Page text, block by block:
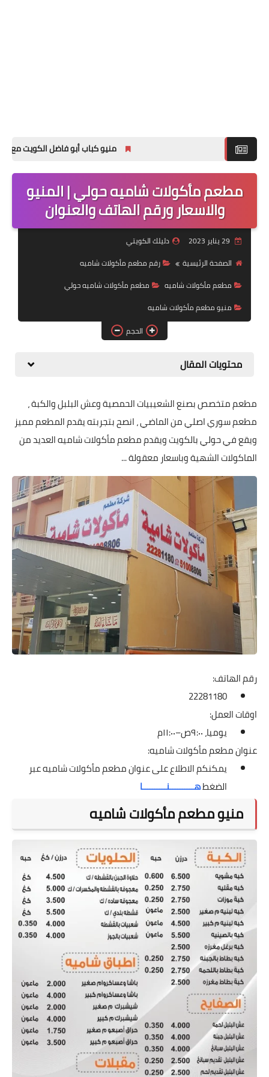
منيو كباب أبو فاضل الكويت مع الاسعار
مطعم مأكولات شاميه حولي | المنيو
والاسعار ورقم الهاتف والعنوان
دليلك الكويتي
الصفحة الرئيسية
رقم مطعم مأكولات شاميه
مطعم مأكولات شاميه
مطعم مأكولات شاميه حولي
منيو مطعم مأكولات شاميه
الحجم
محتويات المقال
مطعم متخصص بصنع الشعيبيات الحمصية وعش البلبل والكبة ،
مطعم سوري اصلي من الماضي ، انصح بتجربته يقدم المطعم مميز
ويقع في حولي بالكويت ويقدم مطعم مأكولات شاميه العديد من
الماكولات الشهية وباسعار معقولة ...
رقم الهاتف:
22281180
اوقات العمل:
يوميا، ٩:٠٠ص–١١:٠٠م
عنوان مطعم مأكولات شاميه:
يمكنكم الاطلاع على عنوان مطعم مأكولات شاميه عبر
الضغطهــــــــــنــــــــــا
منيو مطعم مأكولات شاميه